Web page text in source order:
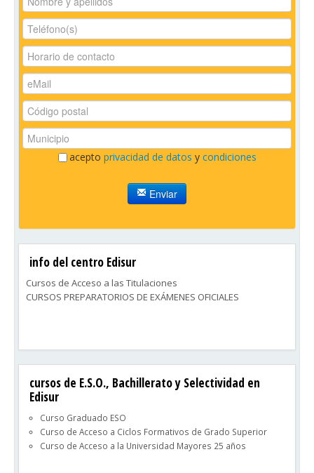
acepto privacidad de datos y condiciones
Enviar
info del centro Edisur
Cursos de Acceso a las Titulaciones
CURSOS PREPARATORIOS DE EXÁMENES OFICIALES
cursos de E.S.O., Bachillerato y Selectividad en
Edisur
Curso Graduado ESO
Curso de Acceso a Ciclos Formativos de Grado Superior
Curso de Acceso a la Universidad Mayores 25 años